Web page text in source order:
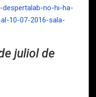
no-hi-ha-
10-07-2016-sala-
juliol de